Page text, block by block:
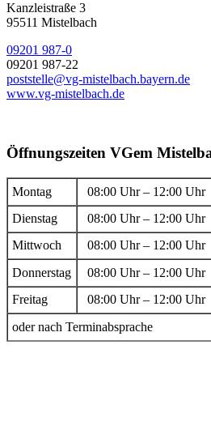
Kanzleistraße 3
95511 Mistelbach
09201 987-0
09201 987-22
poststelle@vg-mistelbach.bayern.de
www.vg-mistelbach.de
Öffnungszeiten VGem
Montag 08:00 Uhr – 12:00 Uhr
Dienstag
08:00 Uhr – 12:00 Uhr
Mittwoch
08:00 Uhr – 12:00 Uhr
Donnerstag
08:00 Uhr – 12:00 Uhr
Freitag
08:00 Uhr – 12:00 Uhr
oder nach Terminabsprache